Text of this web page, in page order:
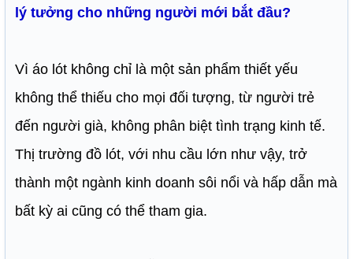
lý tưởng cho những người mới bắt đầu?
Vì áo lót không chỉ là một sản phẩm thiết yếu
không thể thiếu cho mọi đối tượng, từ người trẻ
đến người già, không phân biệt tình trạng kinh tế.
Thị trường đồ lót, với nhu cầu lớn như vậy, trở
thành một ngành kinh doanh sôi nổi và hấp dẫn mà
bất kỳ ai cũng có thể tham gia.